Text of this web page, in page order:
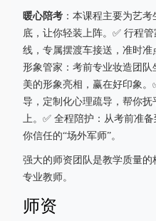
暖心陪考 ：本课程主要为艺
底，让你轻装上阵。✅ 行程
线，专属摆渡车接送，准时
形象管家：考前专业妆造团
美的形象亮相，赢在好印象
导，定制化心理疏导，帮你
上。✅ 全程陪护：从考前准
你信任的“场外军师”。
强大的师资团队是教学质量
专业教师。
师资